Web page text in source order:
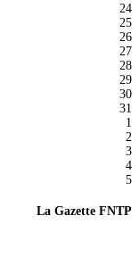
24
25
26
27
28
29
30
31
1
2
3
4
5
La Gazette FNTP